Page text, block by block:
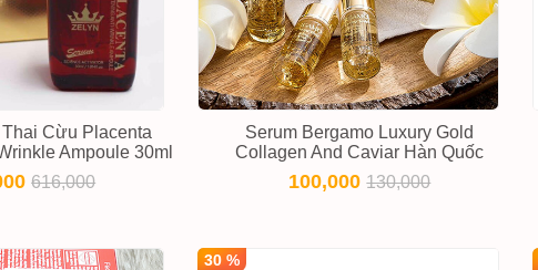
Cừu Placenta
Ampoule 30ml
616,000
Serum Bergamo Luxury Gold
Collagen And Caviar Hàn Quốc
100,000130,000
30 %